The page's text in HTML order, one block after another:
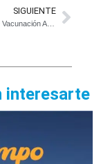
SIGUIENTE
La Campaña de Vacunación Antirrábica llegó a Bavio
interesarte